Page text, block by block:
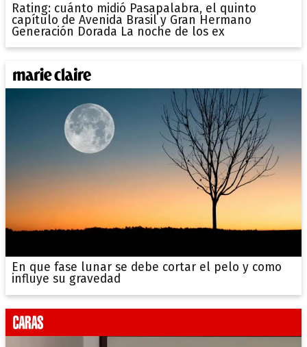
Rating: cuánto midió Pasapalabra, el quinto
capítulo de Avenida Brasil y Gran Hermano
Generación Dorada La noche de los ex
En que fase lunar se debe cortar el pelo y como
influye su gravedad